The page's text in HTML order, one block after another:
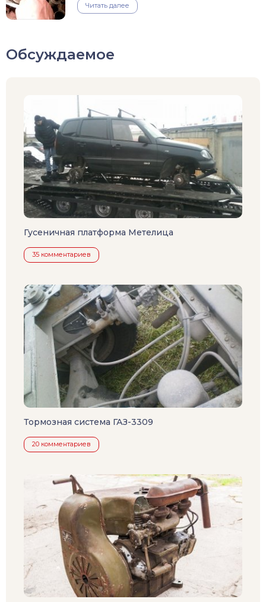
Читать далее
Обсуждаемое
Гусеничная платформа Метелица
35 комментариев
Тормозная система ГАЗ-3309
20 комментариев